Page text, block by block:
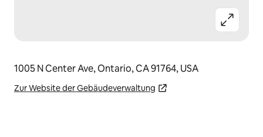
1005 N Center Ave, Ontario, CA 91764, USA
Zur Website der Gebäudeverwaltung